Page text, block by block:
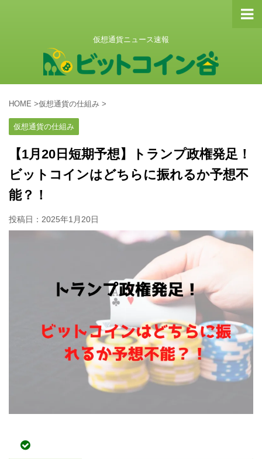
仮想通貨ニュース速報
HOME >仮想通貨の仕組み >
仮想通貨の仕組み
【1月20日短期予想】トランプ政権発足！
ビットコインはどちらに振れるか予想不
能？！
投稿日： 2025年1月20日